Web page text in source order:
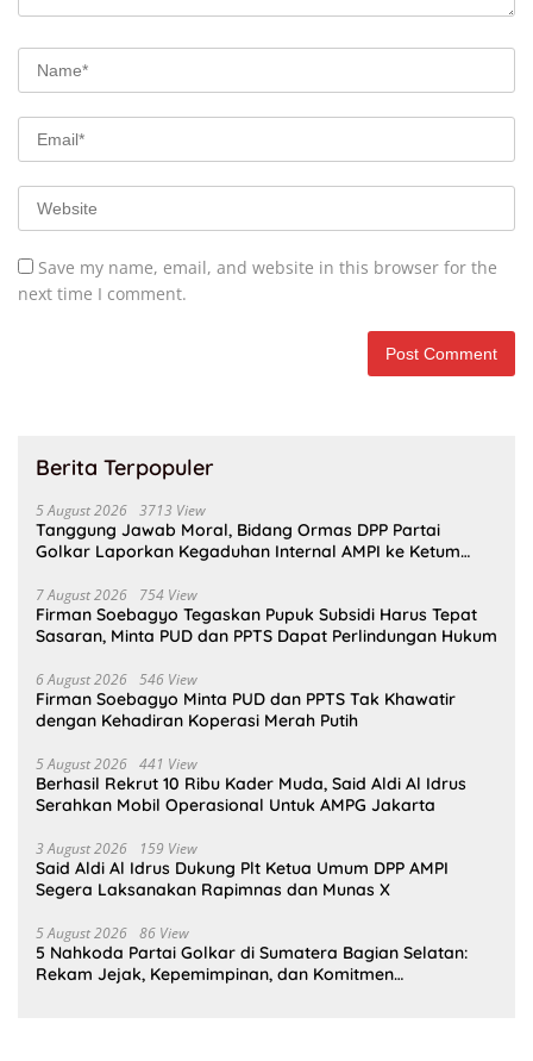
Save my name, email, and website in this browser for the
next time I comment.
Berita Terpopuler
5 August 2026 3713 View
Tanggung Jawab Moral, Bidang Ormas DPP Partai
Golkar Laporkan Kegaduhan Internal AMPI ke Ketum
7 August 2026 754 View
Firman Soebagyo Tegaskan Pupuk Subsidi Harus Tepat
Sasaran, Minta PUD dan PPTS Dapat Perlindungan Hukum
6 August 2026 546 View
Firman Soebagyo Minta PUD dan PPTS Tak Khawatir
dengan Kehadiran Koperasi Merah Putih
5 August 2026 441 View
Berhasil Rekrut 10 Ribu Kader Muda, Said Aldi Al Idrus
Serahkan Mobil Operasional Untuk AMPG Jakarta
3 August 2026 159 View
Said Aldi Al Idrus Dukung Plt Ketua Umum DPP AMPI
Segera Laksanakan Rapimnas dan Munas X
5 August 2026 86 View
5 Nahkoda Partai Golkar di Sumatera Bagian Selatan:
Rekam Jejak, Kepemimpinan, dan Komitmen